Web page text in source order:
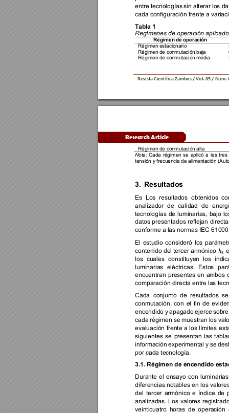
Revista Científica Zambos / Vol. 05 / Num.
entre tecnologías sin alterar los
cada configuración frente a
Tabla 1
Regímenes de operación
Régimen de operación
Régimen estacionario
Régimen de conmutación baja
Régimen de conmutación media
Research Article
Régimen de conmutación alta
Nota: Cada régimen se apl icó a as tres
tensión y frecuencia d e alimentación
3. Resultados
Es Los resultados obtenidos
analizador
de calidad de
tecnologías de luminarias, bajo
datos presentados reflejan
conforme a las normas IEC
El estudio consideró los
contenido del tercer armónico $ℎ"
los
cuales constituyen los
luminarias
eléctricas. Estos
encuentran presentes en ambos
comparación directa entre las
Cada conjunto de resultados
conmutación, con el fin de
encendido y apagado ejerce
cada régimen se muestran los
evaluación frente a los límites
siguientes se presentan las
información experimental y se
por cada tecnología.
3.1. Régimen de encendido
Durante el ensayo con
diferencias notables en
los
del
tercer armónico e índice de
analizadas. Los valores
veinticuatro
horas de operación